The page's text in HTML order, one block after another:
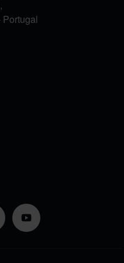
Portugal